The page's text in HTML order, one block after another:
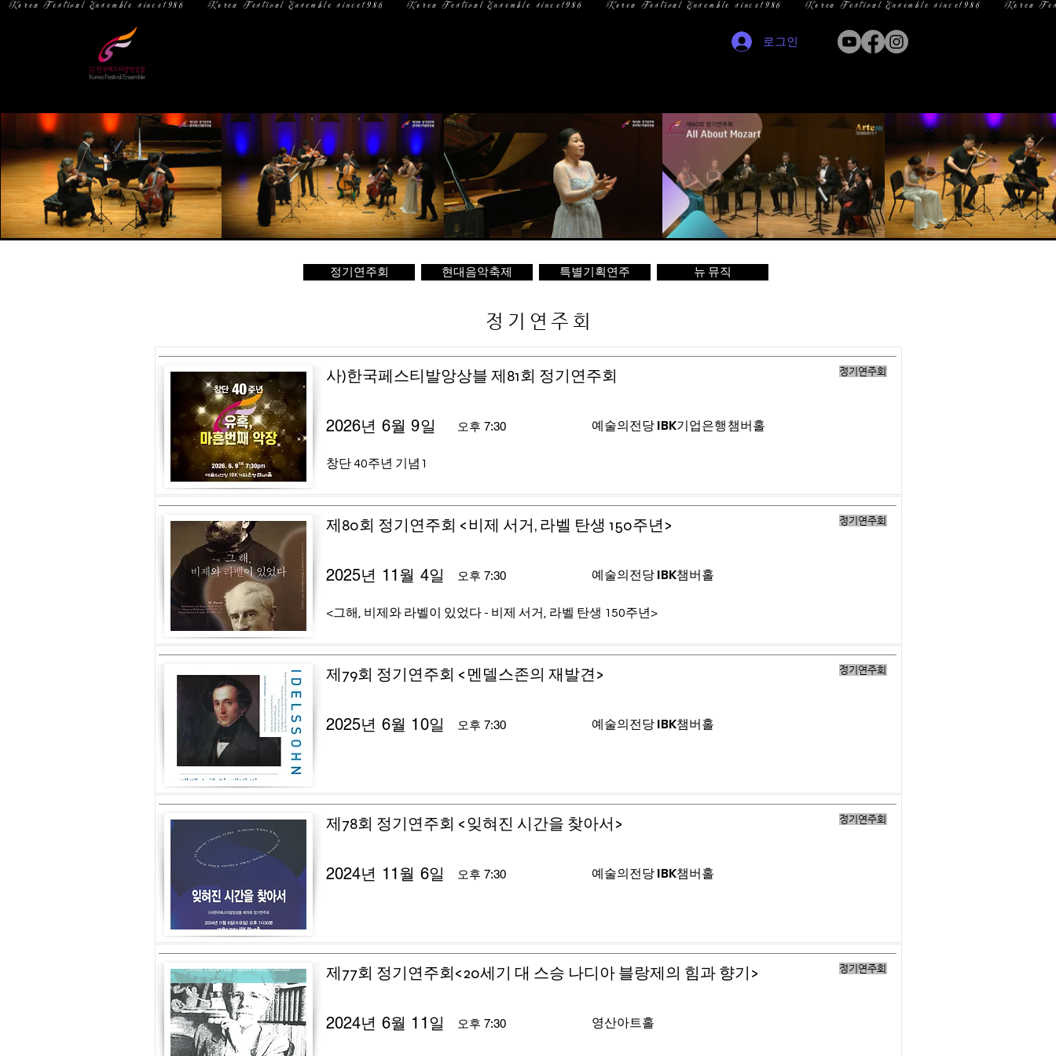
  Korea Festival Ensemble since1986
로그인
정기연주회 현대음악축제 특별기획연주 뉴 뮤직
정기연주회
정기연주회
사)한국페스티발앙상블 제81회 정기연주회
오후 7:30
2026년 6월 9일 예술의전당 IBK기업은행챔버홀
창단 40주년 기념1
정기연주회
제80회 정기연주회 <비제 서거, 라벨 탄생 150주년>
오후 7:30
2025년 11월 4일 예술의전당 IBK챔버홀
<그해, 비제와 라벨이 있었다 - 비제 서거, 라벨 탄생 150주년>
정기연주회
제79회 정기연주회 <멘델스존의 재발견>
오후 7:30
2025년 6월 10일 예술의전당 IBK챔버홀
정기연주회
제78회 정기연주회 <잊혀진 시간을 찾아서>
오후 7:30
2024년 11월 6일 예술의전당 IBK챔버홀
정기연주회
제77회 정기연주회<20세기 대 스승 나디아 블랑제의 힘과 향기>
오후 7:30
2024년 6월 11일 영산아트홀